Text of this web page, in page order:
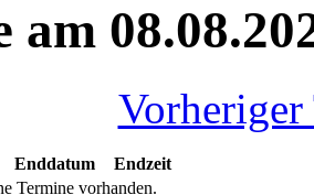
am
Vorheriger
Enddatum
Endzeit
Termine vorhanden.